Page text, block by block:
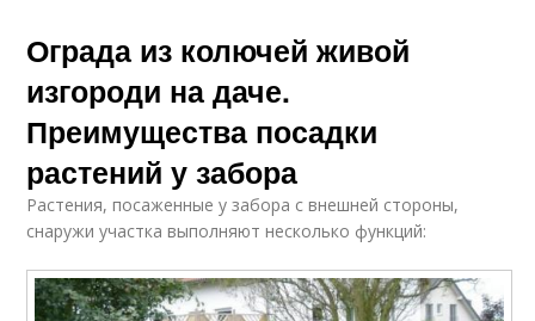
Ограда из колючей живой
изгороди на даче.
Преимущества посадки
растений у забора
Растения, посаженные у забора с внешней стороны,
снаружи участка выполняют несколько функций: